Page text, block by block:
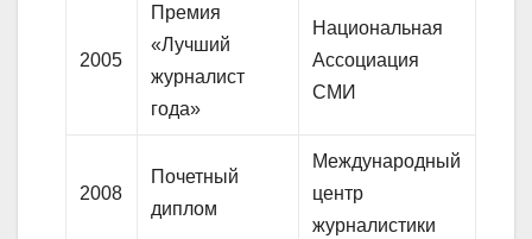
2005
Премия
«Лучший
журналист
года»
Национальная
Ассоциация
СМИ
2008
Почетный
диплом
Международный
центр
журналистики